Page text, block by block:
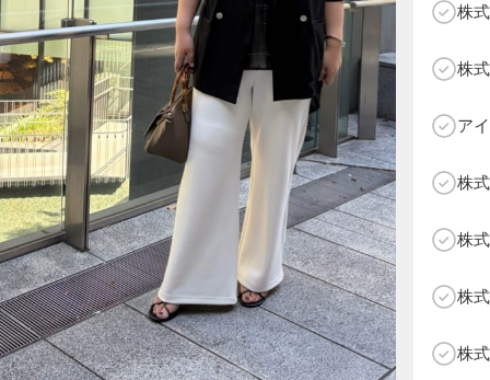
HOME
NEWS
ABOUT SOTY
投票方法
Follow Us
株
株
ア
株
株
株
株